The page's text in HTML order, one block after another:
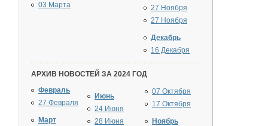
03 Марта
27 Ноября
27 Ноября
Декабрь
16 Декабря
АРХИВ НОВОСТЕЙ ЗА 2024 ГОД
Февраль
27 Февраля
Март
Июнь
24 Июня
28 Июня
07 Октября
17 Октября
Ноябрь